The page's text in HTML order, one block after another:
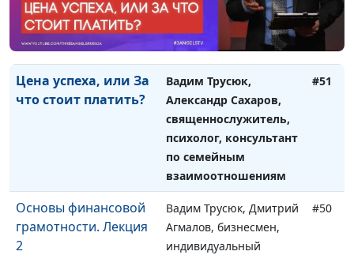
Чувство вины и успех:
возможно ли
сочетать?
Вадим Трусюк, Павел
священнослужитель
#52
Цена успеха, или За
что стоит платить?
Вадим Трусюк,
Александр Сахаров,
священнослужитель,
психолог, консультант
по семейным
взаимоотношениям
#51
Основы финансовой
грамотности. Лекция
2
Вадим Трусюк, Дмитрий
Агмалов, бизнесмен,
индивидуальный
#50